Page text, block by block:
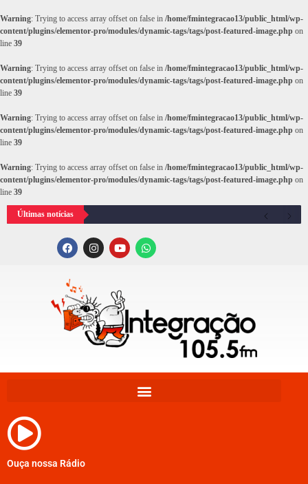
Warning: Trying to access array offset on false in /home/fmintegracao13/public_html/wp-
content/plugins/elementor-pro/modules/dynamic-tags/tags/post-featured-image.php on
line 39
Warning: Trying to access array offset on false in /home/fmintegracao13/public_html/wp-
content/plugins/elementor-pro/modules/dynamic-tags/tags/post-featured-image.php on
line 39
Warning: Trying to access array offset on false in /home/fmintegracao13/public_html/wp-
content/plugins/elementor-pro/modules/dynamic-tags/tags/post-featured-image.php on
line 39
Warning: Trying to access array offset on false in /home/fmintegracao13/public_html/wp-
content/plugins/elementor-pro/modules/dynamic-tags/tags/post-featured-image.php on
line 39
Últimas notícias
Ouça nossa Rádio